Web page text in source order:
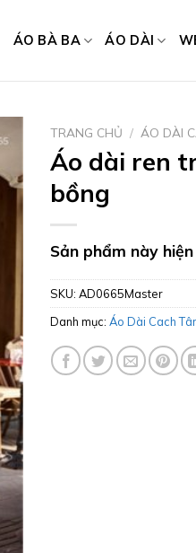
ÁO BÀ BA ÁO DÀI
TRANG CHỦ / ÁO DÀI
Áo dài ren
bồng
Sản phẩm này
SKU: AD0665Master
Danh mục: Áo Dài Cach